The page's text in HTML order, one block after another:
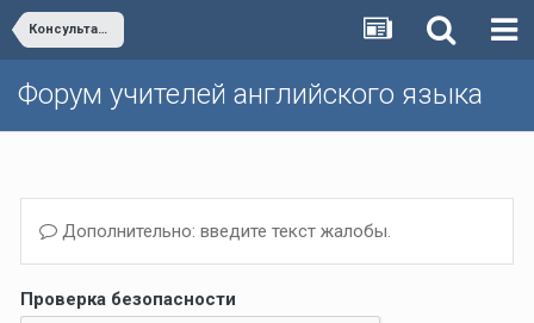
Консультация с авторами учебников "New Millennium English"
Форум учителей английского языка
Дополнительно: введите текст жалобы.
Проверка безопасности